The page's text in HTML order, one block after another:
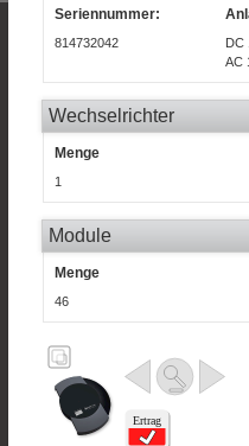
Seriennummer:
814732042
DC
AC
Wechselrichter
Menge
1
Module
Menge
46